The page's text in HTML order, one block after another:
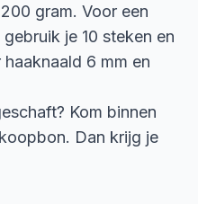
gram. Voor een
je 10 steken en
6 mm en
Kom binnen
Dan krijg je